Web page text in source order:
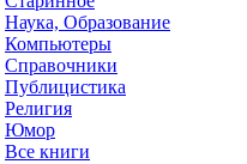
Наука, Образование
Компьютеры
Справочники
Публицистика
Религия
Юмор
Все книги